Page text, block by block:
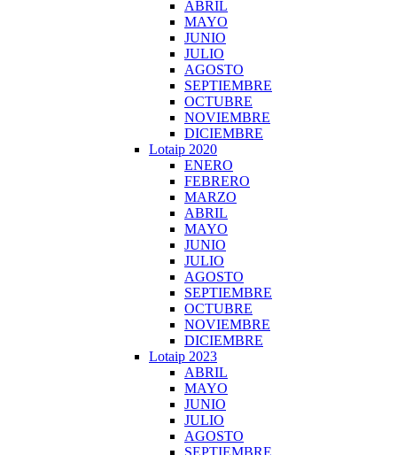
ABRIL
MAYO
JUNIO
JULIO
AGOSTO
SEPTIEMBRE
OCTUBRE
NOVIEMBRE
DICIEMBRE
Lotaip 2020
ENERO
FEBRERO
MARZO
ABRIL
MAYO
JUNIO
JULIO
AGOSTO
SEPTIEMBRE
OCTUBRE
NOVIEMBRE
DICIEMBRE
Lotaip 2023
ABRIL
MAYO
JUNIO
JULIO
AGOSTO
SEPTIEMBRE